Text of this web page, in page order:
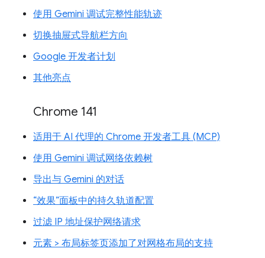
使用 Gemini 调试完整性能轨迹
切换抽屉式导航栏方向
Google 开发者计划
其他亮点
Chrome 141
适用于 AI 代理的 Chrome 开发者工具 (MCP)
使用 Gemini 调试网络依赖树
导出与 Gemini 的对话
“效果”面板中的持久轨道配置
过滤 IP 地址保护网络请求
元素 > 布局标签页添加了对网格布局的支持